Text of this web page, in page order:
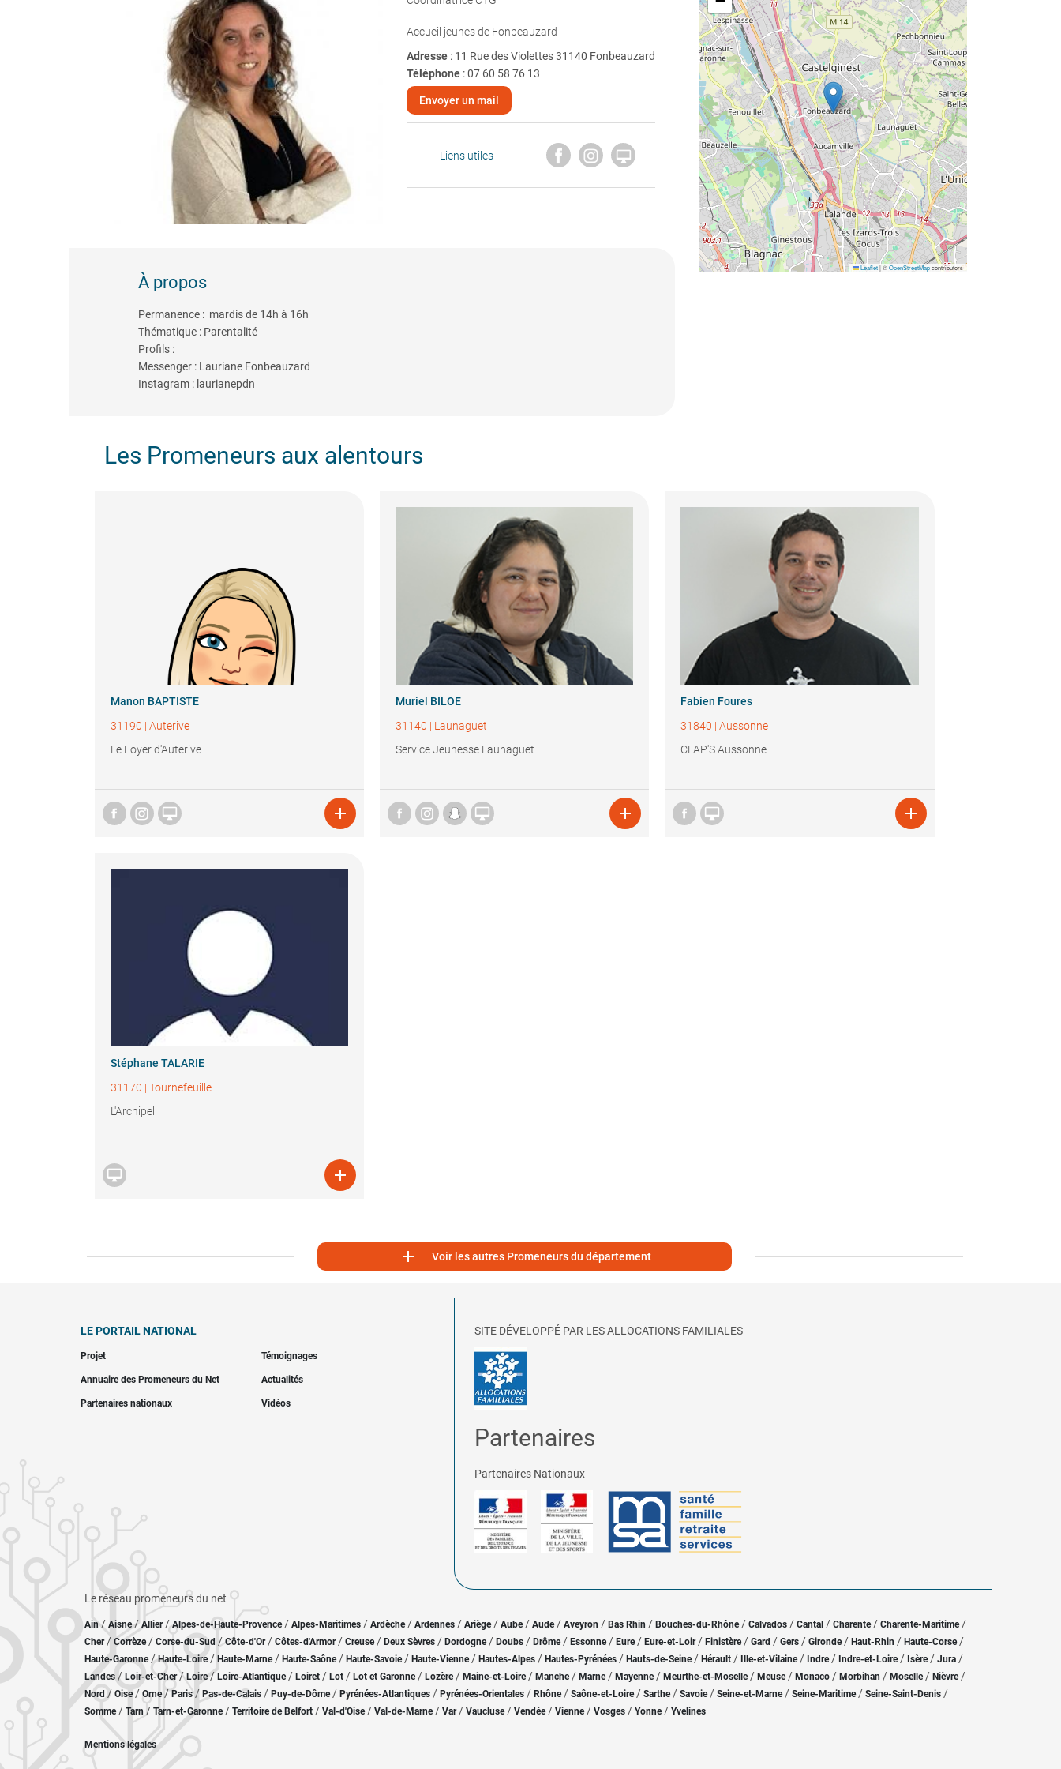
Accueil jeunes de Fonbeauzard
Adresse : 11 Rue des Violettes 31140 Fonbeauzard
Téléphone:07 60 58 76 13
Envoyer un mail
Liens utiles 
À propos
Permanence : mardis de 14h à 16h
Thématique : Parentalité
Profils :
Messenger : Lauriane Fonbeauzard
Instagram : laurianepdn
Leaflet |©OpenStreetMapcontributors
Les Promeneurs aux alentours
Manon BAPTISTE
31190 | Auterive
Le Foyer d'Auterive
 
Muriel BILOE
31140 | Launaguet
Service Jeunesse Launaguet
 
Fabien Foures
31840 |Aussonne
CLAP'S Aussonne
 
Stéphane TALARIE
31170 | Tournefeuille
L'Archipel
 
 Voir les autres Promeneurs du département
LE PORTAIL NATIONAL
Projet Témoignages
Annuaire des Promeneurs du Net Actualités
Partenaires nationaux Vidéos
SITE DÉVELOPPÉ PAR LES ALLOCATIONS FAMILIALES
Partenaires
Partenaires Nationaux
Le réseau promeneurs du net
Ain/ Aisne/Allier/ Alpes-de-Haute-Provence / Alpes-Maritimes / Ardèche/ Ardennes / Ariège/ Aube/ Aude / Aveyron / Bas Rhin / Bouches-du-Rhône/ Calvados / Cantal / Charente / Charente-Maritime/
Cher / Corrèze/ Corse-du-Sud /Côte-d'Or / Côtes-d'Armor/ Creuse/ Deux Sèvres / Dordogne/ Doubs / Drôme/ Essonne / Eure/ Eure-et-Loir / Finistère/ Gard / Gers / Gironde/ Haut-Rhin / Haute-Corse/
Haute-Garonne/Haute-Loire/ Haute-Marne/ Haute-Saône/ Haute-Savoie/ Haute-Vienne/ Hautes-Alpes / Hautes-Pyrénées / Hauts-de-Seine/ Hérault / Ille-et-Vilaine/ Indre/ Indre-et-Loire/ Isère/ Jura /
Landes / Loir-et-Cher/ Loire/ Loire-Atlantique/ Loiret / Lot / Lot et Garonne/ Lozère / Maine-et-Loire/ Manche/ Marne/ Mayenne/ Meurthe-et-Moselle/ Meuse/ Monaco / Morbihan / Moselle/ Nièvre /
Nord / Oise / Orne/Paris / Pas-de-Calais / Puy-de-Dôme/ Pyrénées-Atlantiques / Pyrénées-Orientales / Rhône/ Saône-et-Loire/ Sarthe/ Savoie/ Seine-et-Marne/ Seine-Maritime/ Seine-Saint-Denis /
Somme/ Tarn / Tarn-et-Garonne/ Territoire de Belfort / Val-d'Oise/ Val-de-Marne/ Var/ Vaucluse/ Vendée/ Vienne/ Vosges / Yonne/ Yvelines
Mentions légales